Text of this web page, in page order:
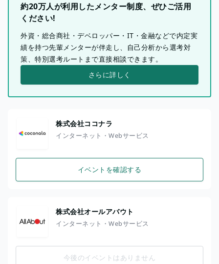
約20万人が利用したメンター制度、ぜひご活用
ください!
外資・総合商社・デベロッパー・IT・金融などで内定実
績を持つ先輩メンターが伴走し、自己分析から選考対
策、特別選考ルートまで直接相談できます。
さらに詳しく
株式会社ココナラ
インターネット・Webサービス
イベントを確認する
株式会社オールアバウト
インターネット・Webサービス
今後のイベントはありません